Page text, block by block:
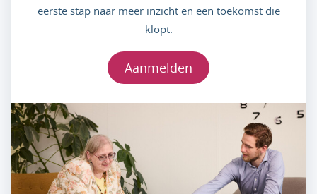
eerste stap naar meer inzicht en een toekomst die
klopt.
Aanmelden